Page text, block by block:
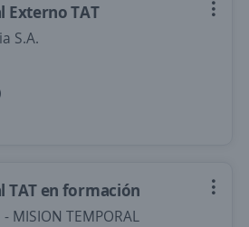
Externo TAT
S.A.
TAT en formación
- MISION TEMPORAL